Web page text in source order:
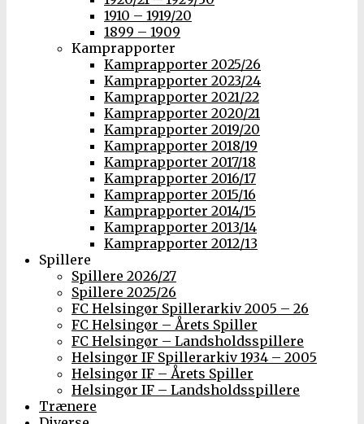
1910 – 1919/20
1899 – 1909
Kamprapporter
Kamprapporter 2025/26
Kamprapporter 2023/24
Kamprapporter 2021/22
Kamprapporter 2020/21
Kamprapporter 2019/20
Kamprapporter 2018/19
Kamprapporter 2017/18
Kamprapporter 2016/17
Kamprapporter 2015/16
Kamprapporter 2014/15
Kamprapporter 2013/14
Kamprapporter 2012/13
Spillere
Spillere 2026/27
Spillere 2025/26
FC Helsingør Spillerarkiv 2005 – 26
FC Helsingør – Årets Spiller
FC Helsingør – Landsholdsspillere
Helsingør IF Spillerarkiv 1934 – 2005
Helsingør IF – Årets Spiller
Helsingør IF – Landsholdsspillere
Trænere